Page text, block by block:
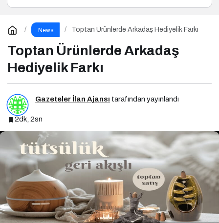
News Toptan Ürünlerde Arkadaş Hediyelik Farkı
Toptan Ürünlerde Arkadaş
Hediyelik Farkı
Gazeteler İlan Ajansı tarafından yayınlandı
2dk, 2sn